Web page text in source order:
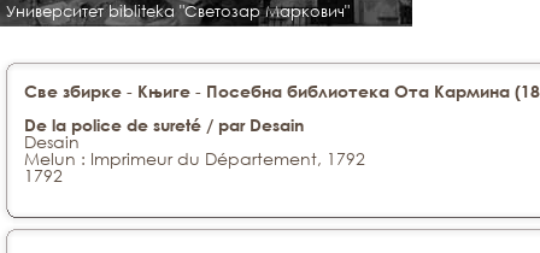
Университет bibliteka "Светозар Маркович"
Све збирке - Књиге - Посебна библиотека Ота Кармина
De la police de sureté / par Desain
Desain
Melun : Imprimeur du Département, 1792
1792